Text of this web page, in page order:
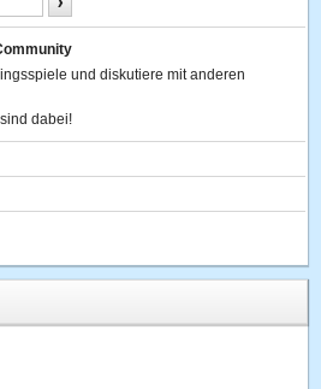
und diskutiere mit anderen
dabei!